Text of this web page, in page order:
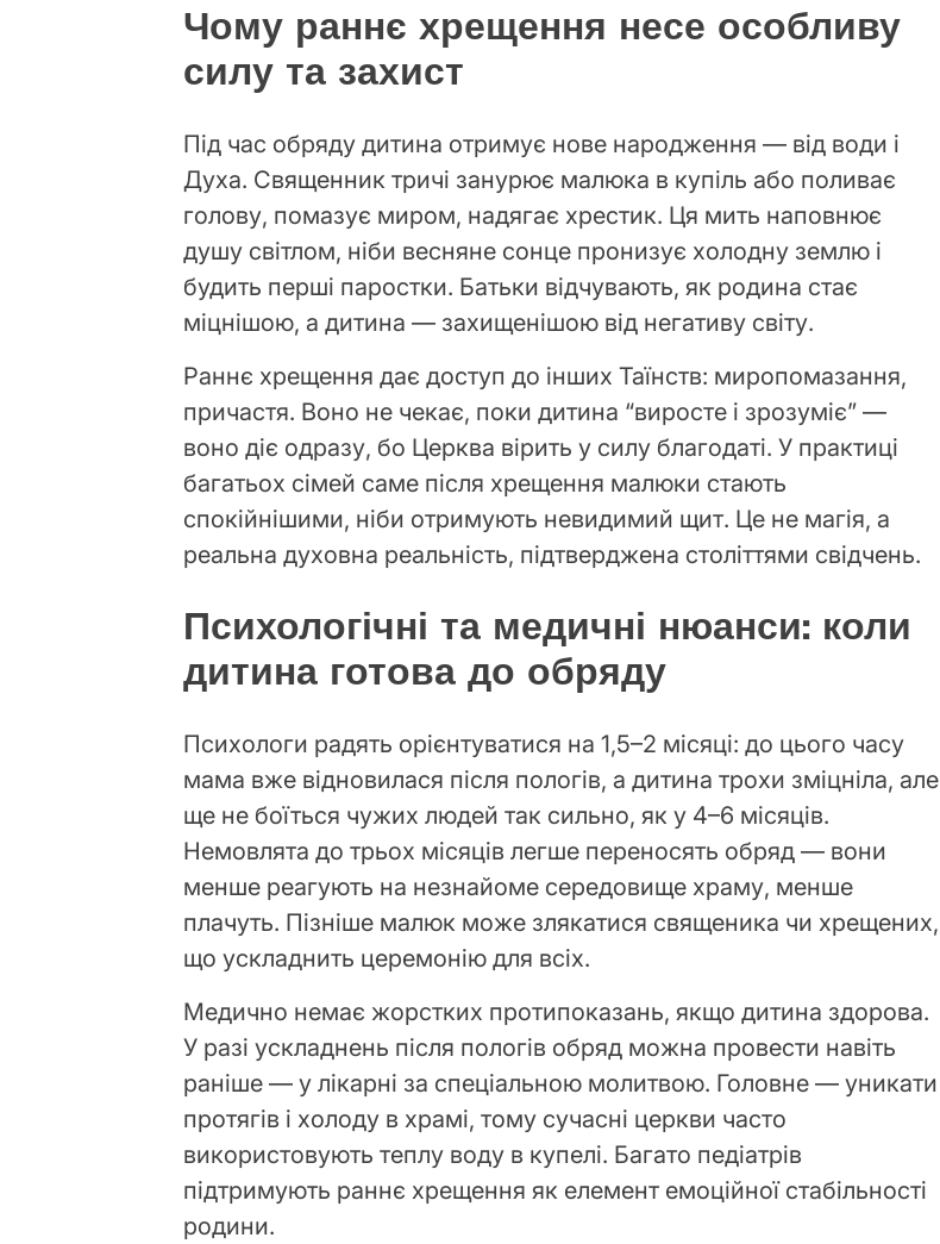
Чому раннє хрещення несе особливу
силу та захист
Під час обряду дитина отримує нове народження — від води і
Духа. Священник тричі занурює малюка в купіль або поливає
голову, помазує миром, надягає хрестик. Ця мить наповнює
душу світлом, ніби весняне сонце пронизує холодну землю і
будить перші паростки. Батьки відчувають, як родина стає
міцнішою, а дитина — захищенішою від негативу світу.
Раннє хрещення дає доступ до інших Таїнств: миропомазання,
причастя. Воно не чекає, поки дитина “виросте і зрозуміє” —
воно діє одразу, бо Церква вірить у силу благодаті. У практиці
багатьох сімей саме після хрещення малюки стають
спокійнішими, ніби отримують невидимий щит. Це не магія, а
реальна духовна реальність, підтверджена століттями свідчень.
Психологічні та медичні нюанси: коли
дитина готова до обряду
Психологи радять орієнтуватися на 1,5–2 місяці: до цього часу
мама вже відновилася після пологів, а дитина трохи зміцніла, але
ще не боїться чужих людей так сильно, як у 4–6 місяців.
Немовлята до трьох місяців легше переносять обряд — вони
менше реагують на незнайоме середовище храму, менше
плачуть. Пізніше малюк може злякатися священика чи хрещених,
що ускладнить церемонію для всіх.
Медично немає жорстких протипоказань, якщо дитина здорова.
У разі ускладнень після пологів обряд можна провести навіть
раніше — у лікарні за спеціальною молитвою. Головне — уникати
протягів і холоду в храмі, тому сучасні церкви часто
використовують теплу воду в купелі. Багато педіатрів
підтримують раннє хрещення як елемент емоційної стабільності
родини.